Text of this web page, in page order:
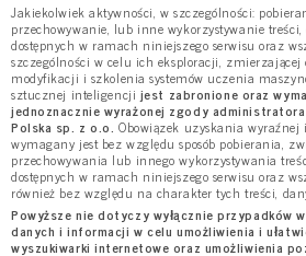
Jakiekolwiek aktywności, w szczególności:
przechowywanie, lub inne wykorzystywanie
dostępnych w ramach niniejszego serwisu oraz
szczególności w celu ich eksploracji, zmierzającej
modyfikacji i szkolenia systemów uczenia
sztucznej inteligencji jest zabronione oraz
jednoznacznie wyrażonej zgody
Polska sp. z o.o. Obowiązek uzyskania
wymagany jest bez względu sposób pobierania,
przechowywania lub innego wykorzystywania
dostępnych w ramach niniejszego serwisu oraz
również bez względu na charakter tych treści,
Powyższe nie dotyczy wyłącznie przypadków
danych i informacji w celu umożliwienia i
wyszukiwarki internetowe oraz umożliwienia